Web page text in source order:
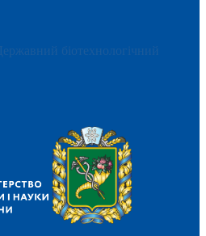
Державний біотехнологічний